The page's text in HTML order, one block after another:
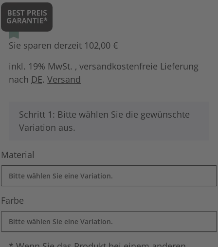
Sie sparen derzeit 102,00 €
inkl. 19% MwSt. , versandkostenfreie Lieferung
nach DE.Versand
x
Schritt 1: Bitte wählen Sie die gewünschte
Variation aus.
Material
Bitte wählen Sie eine Variation.
Farbe
Bitte wählen Sie eine Variation.